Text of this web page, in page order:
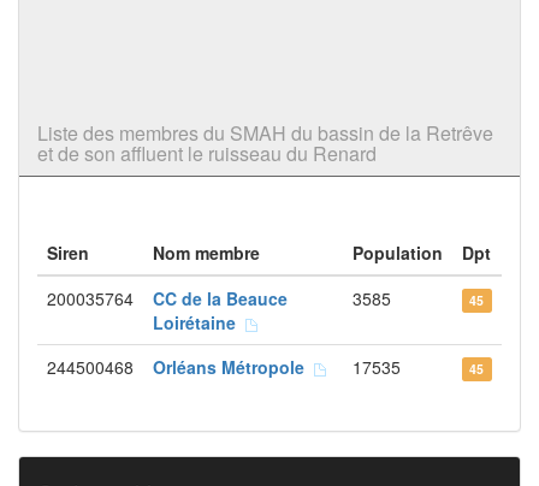
Liste des membres du SMAH du bassin de la Retrêve
et de son affluent le ruisseau du Renard
Siren Nom membre Population
Dpt
200035764
CC de la Beauce
Loirétaine
3585 45
244500468 Orléans Métropole 17535 45